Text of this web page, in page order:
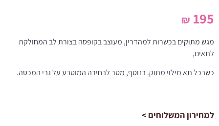
195
₪
מגש מתוקים בכשרות למהדרין, מעוצב בקופסה בצורת לב המחולקת
לתאים,
כשבכל תא מילוי מתוק. בנוסף, מסר לבחירה המוטבע על גבי המכסה.
למחירון המשלוחים >